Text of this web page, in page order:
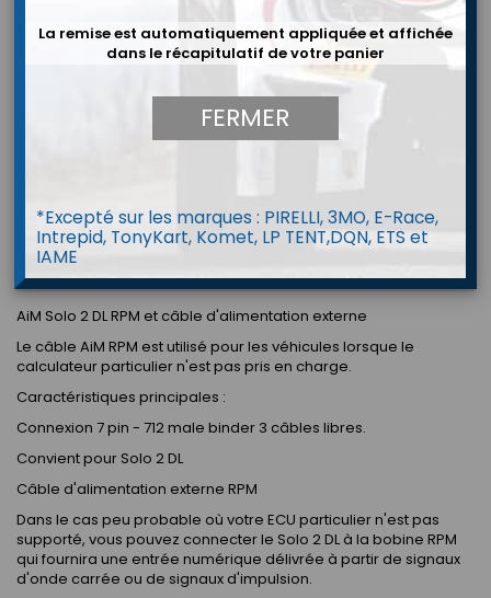
SOLO 2 DL RPM/EXT.PW CABLE 2.0M
AiM Solo 2 DL RPM et câble d'alimentation externe
Le câble AiM RPM est utilisé pour les véhicules lorsque le
calculateur particulier n'est pas pris en charge.
Caractéristiques principales :
Connexion 7 pin - 712 male binder 3 câbles libres.
Convient pour Solo 2 DL
Câble d'alimentation externe RPM
Dans le cas peu probable où votre ECU particulier n'est pas
supporté, vous pouvez connecter le Solo 2 DL à la bobine RPM
qui fournira une entrée numérique délivrée à partir de signaux
d'onde carrée ou de signaux d'impulsion.
La remise est automatiquement appliquée et affichée
dans le récapitulatif de votre panier
FERMER
*Excepté sur les marques : PIRELLI, 3MO, E-Race,
Intrepid, TonyKart, Komet, LP TENT,DQN, ETS et
IAME